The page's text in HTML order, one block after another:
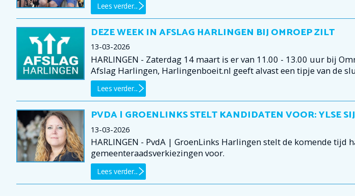
Lees verder...
DEZE WEEK IN AFSLAG HARLINGEN BIJ OMROEP ZILT
13-03-2026
HARLINGEN - Zaterdag 14 maart is er van 11.00 - 13.00 uur bij
Afslag Harlingen, Harlingenboeit.nl geeft alvast een tipje van de
Lees verder...
PVDA | GROENLINKS STELT KANDIDATEN VOOR: YLSE
13-03-2026
HARLINGEN - PvdA | GroenLinks Harlingen stelt de komende tijd
gemeenteraadsverkiezingen voor.
Lees verder...